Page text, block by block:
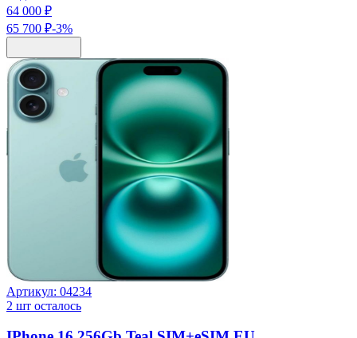
64 000 ₽
65 700 ₽-3%
Артикул: 04234
2 шт осталось